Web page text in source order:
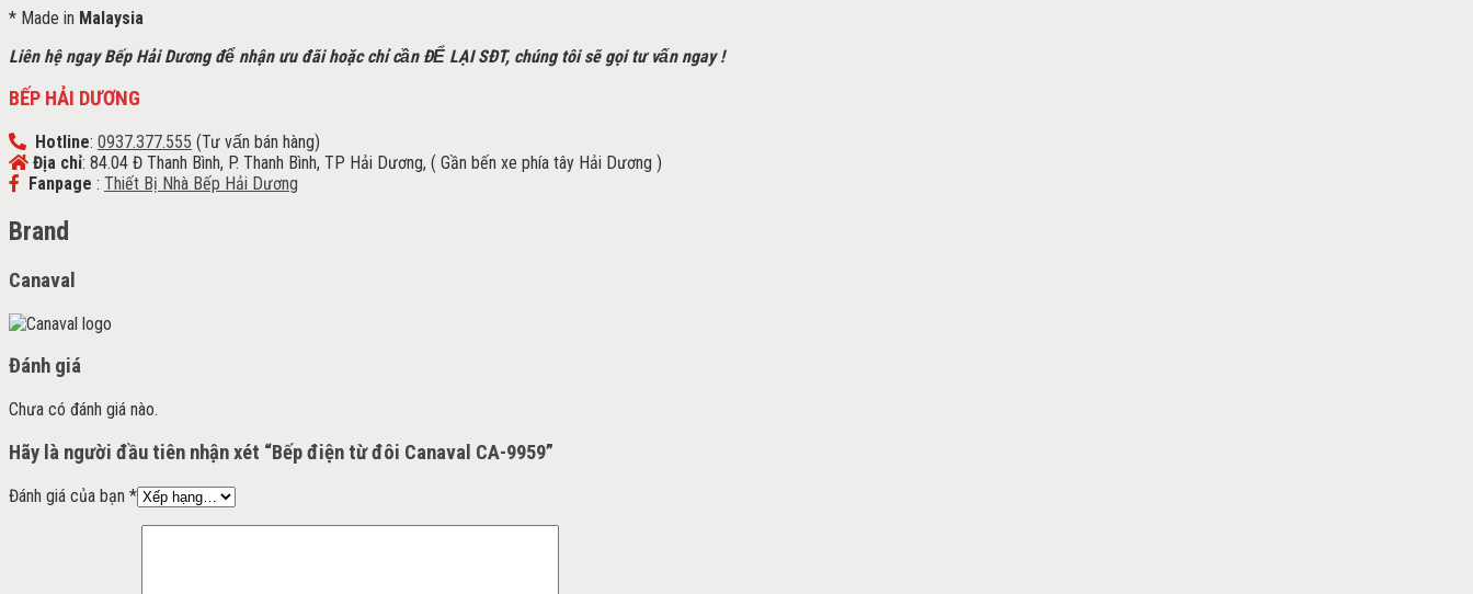
* Made in Malaysia
Liên hệ ngay Bếp Hải Dương để nhận ưu đãi hoặc chỉ cần ĐỂ LẠI SĐT, chúng tôi sẽ gọi tư vấn ngay !
BẾP HẢI DƯƠNG
Hotline: 0937.377.555 (Tư vấn bán hàng)
Địa chỉ: 84.04 Đ Thanh Bình, P. Thanh Bình, TP Hải Dương, ( Gần bến xe phía tây Hải Dương )
Fanpage : Thiết Bị Nhà Bếp Hải Dương
Brand
Canaval
Đánh giá
Chưa có đánh giá nào.
Hãy là người đầu tiên nhận xét “Bếp điện từ đôi Canaval CA-9959”
Đánh giá của bạn *